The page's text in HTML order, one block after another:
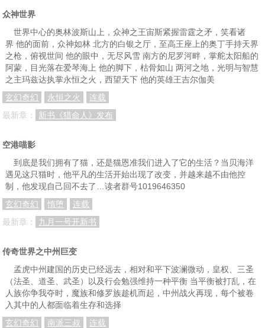
众神世界
世界中心的奥林波斯山上，众神之王宙斯紧握雷霆之矛，笑看诸
界 他的面前，众神如林 北方的白银之厅，至高王座上的奥丁手持天界
之枪，俯视世间 他的眼中，无尽风雪 南方的尼罗河畔，掌舵太阳船的
阿蒙，目光落在爱琴海上 他的脚下，枯骨如山 两河之地，光明与智慧
之主玛兹达执掌永恒之火，西望天下 他的英雄王吉尔伽美
玄幻奇幻
永恒之火
连载
最新章：
新书《猎命人》发布
空港喵影
到底是我们拥有了猫，还是猫恩准我们进入了它的生活？当贝海洋
遇见这只猫时，他平凡的生活开始出现了改变，并越来越不由他控
制，他发现自己回不去了…读者群号1019646350
玄幻奇幻
惰堕
连载
最新章：
九月一号开新书
传奇世界之中州巨变
孟虎中州建国的历史已经远去，相对和平下波澜微动，皇权、三圣
（法圣、道圣、武圣）以及行会勉强维持一种平衡 当平衡被打乱，在
人族你争我夺时，魔族和修罗族趁机而起，中州战火再现，每个被卷
入其中的人都面临着生存和选择
玄幻奇幻
南派三叔
连载